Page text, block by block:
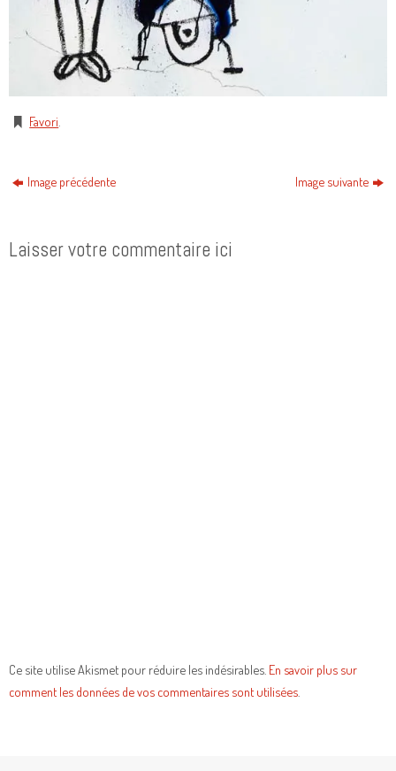
Favori
Image précédente Image suivante
Laisser votre commentaire ici
Ce site utilise Akismet pour réduire les indésirables. En savoir plus sur
comment les données de vos commentaires sont utilisées